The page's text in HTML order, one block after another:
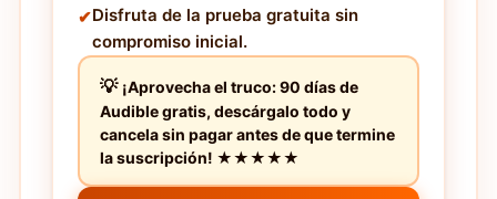
Disfruta de la prueba gratuita sin
compromiso inicial.
¡Aprovecha el truco: 90 días de
Audible gratis, descárgalo todo y
cancela sin pagar antes de que termine
la suscripción! ★★★★★